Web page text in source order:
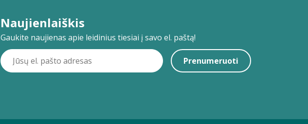
Naujienlaiškis
Gaukite naujienas apie leidinius tiesiai į savo el. paštą!
Prenumeruoti